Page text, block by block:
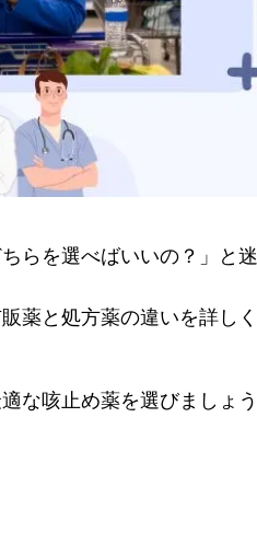
らを選べばいいの？」と
薬と処方薬の違いを詳し
な咳止め薬を選びましょ